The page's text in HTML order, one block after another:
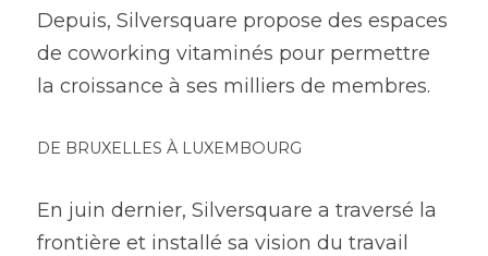
Depuis, Silversquare propose des espaces
de coworking vitaminés pour permettre
la croissance à ses milliers de membres.
DE BRUXELLES À LUXEMBOURG
En juin dernier, Silversquare a traversé la
frontière et installé sa vision du travail